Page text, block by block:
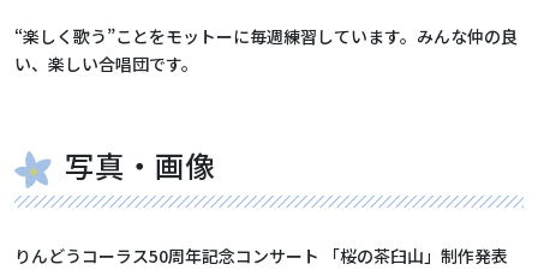
“楽しく歌う”ことをモットーに毎週練習しています。みんな仲の良
い、楽しい合唱団です。
写真・画像
りんどうコーラス50周年記念コンサート 「桜の茶臼山」制作発表